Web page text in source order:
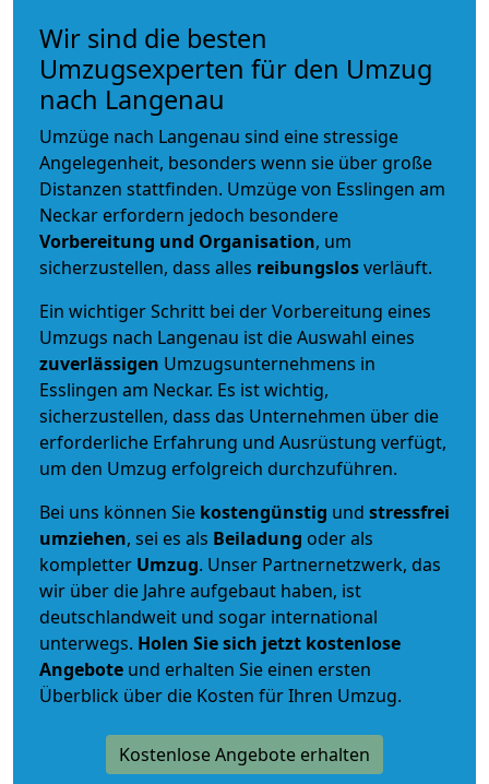
Wir sind die besten
Umzugsexperten für den Umzug
nach Langenau
Umzüge nach Langenau sind eine stressige
Angelegenheit, besonders wenn sie über große
Distanzen stattfinden. Umzüge von Esslingen am
Neckar erfordern jedoch besondere
Vorbereitung und Organisation, um
sicherzustellen, dass alles reibungslosverläuft.
Ein wichtiger Schritt bei der Vorbereitung eines
Umzugs nach Langenau ist die Auswahl eines
zuverlässigen Umzugsunternehmens in
Esslingen am Neckar. Es ist wichtig,
sicherzustellen, dass das Unternehmen über die
erforderliche Erfahrung und Ausrüstung verfügt,
um den Umzug erfolgreich durchzuführen.
Bei uns können Sie kostengünstig und stressfrei
umziehen, sei es als Beiladung oder als
kompletter Umzug. Unser Partnernetzwerk, das
wir über die Jahre aufgebaut haben, ist
deutschlandweit und sogar international
unterwegs. Holen Sie sich jetzt kostenlose
Angebote und erhalten Sie einen ersten
Überblick über die Kosten für Ihren Umzug.
Kostenlose Angebote erhalten